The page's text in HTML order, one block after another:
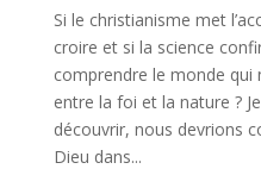
Si le christianisme met
croire et si la science
comprendre le monde qui
entre la foi et la nature ?
découvrir, nous devrions
Dieu dans...